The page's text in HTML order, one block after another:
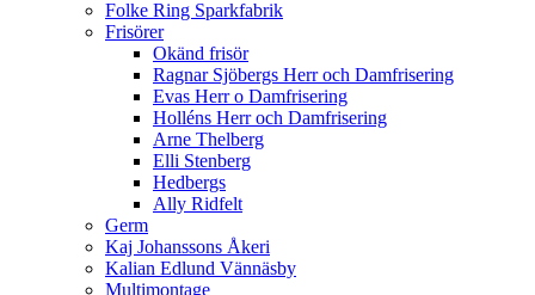
Folke Ring Sparkfabrik
Frisörer
Okänd frisör
Ragnar Sjöbergs Herr och Damfrisering
Evas Herr o Damfrisering
Holléns Herr och Damfrisering
Arne Thelberg
Elli Stenberg
Hedbergs
Ally Ridfelt
Germ
Kaj Johanssons Åkeri
Kalian Edlund Vännäsby
Multimontage